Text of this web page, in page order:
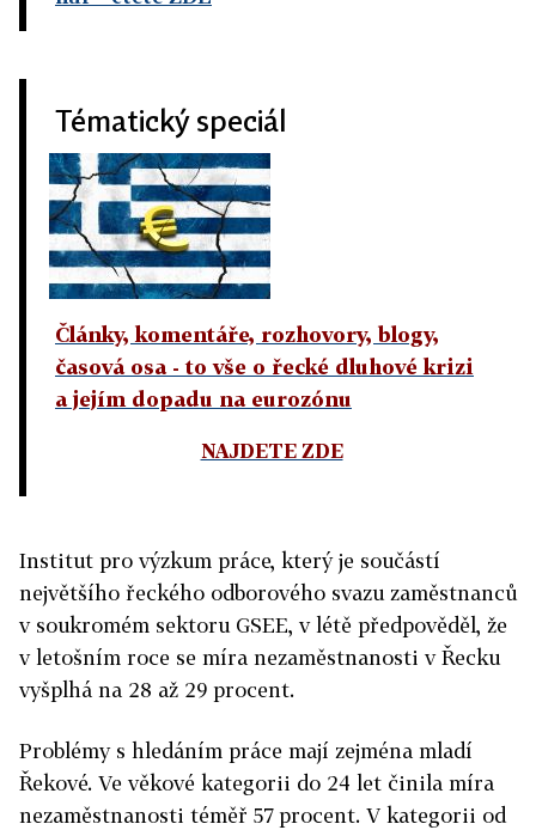
Tématický speciál
Články, komentáře, rozhovory, blogy,
časová osa - to vše o řecké dluhové krizi
a jejím dopadu na eurozónu
NAJDETE ZDE
Institut pro výzkum práce, který je součástí
největšího řeckého odborového svazu zaměstnanců
v soukromém sektoru GSEE, v létě předpověděl, že
v letošním roce se míra nezaměstnanosti v Řecku
vyšplhá na 28 až 29 procent.
Problémy s hledáním práce mají zejména mladí
Řekové. Ve věkové kategorii do 24 let činila míra
nezaměstnanosti téměř 57 procent. V kategorii od